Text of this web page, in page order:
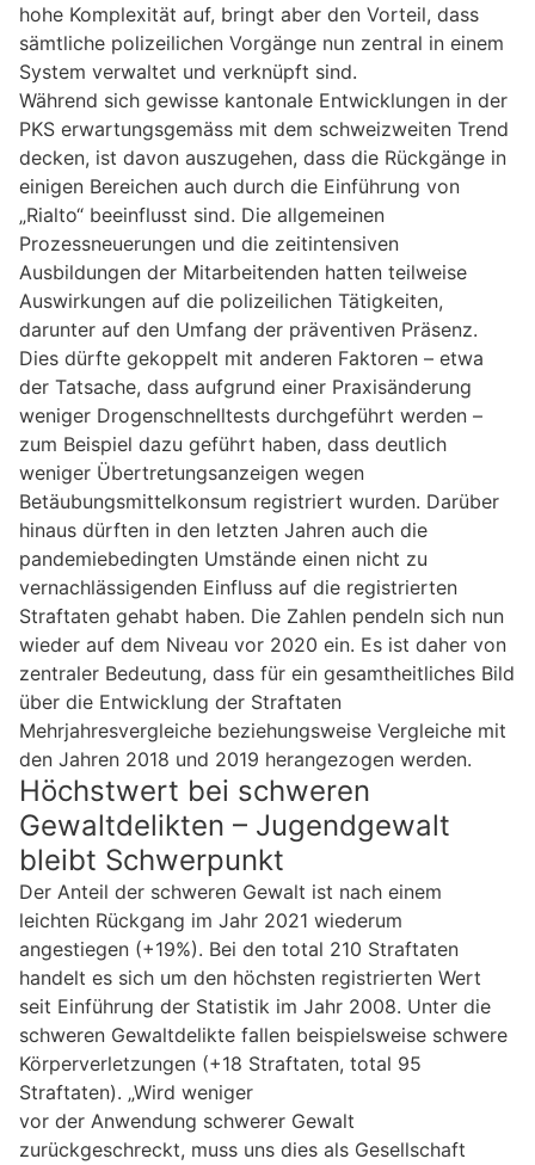
hohe Komplexität auf, bringt aber den Vorteil, dass
sämtliche polizeilichen Vorgänge nun zentral in einem
System verwaltet und verknüpft sind.
Während sich gewisse kantonale Entwicklungen in der
PKS erwartungsgemäss mit dem schweizweiten Trend
decken, ist davon auszugehen, dass die Rückgänge in
einigen Bereichen auch durch die Einführung von
„Rialto“ beeinflusst sind. Die allgemeinen
Prozessneuerungen und die zeitintensiven
Ausbildungen der Mitarbeitenden hatten teilweise
Auswirkungen auf die polizeilichen Tätigkeiten,
darunter auf den Umfang der präventiven Präsenz.
Dies dürfte gekoppelt mit anderen Faktoren – etwa
der Tatsache, dass aufgrund einer Praxisänderung
weniger Drogenschnelltests durchgeführt werden –
zum Beispiel dazu geführt haben, dass deutlich
weniger Übertretungsanzeigen wegen
Betäubungsmittelkonsum registriert wurden. Darüber
hinaus dürften in den letzten Jahren auch die
pandemiebedingten Umstände einen nicht zu
vernachlässigenden Einfluss auf die registrierten
Straftaten gehabt haben. Die Zahlen pendeln sich nun
wieder auf dem Niveau vor 2020 ein. Es ist daher von
zentraler Bedeutung, dass für ein gesamtheitliches Bild
über die Entwicklung der Straftaten
Mehrjahresvergleiche beziehungsweise Vergleiche mit
den Jahren 2018 und 2019 herangezogen werden.
Höchstwert bei schweren
Gewaltdelikten – Jugendgewalt
bleibt Schwerpunkt
Der Anteil der schweren Gewalt ist nach einem
leichten Rückgang im Jahr 2021 wiederum
angestiegen (+19%). Bei den total 210 Straftaten
handelt es sich um den höchsten registrierten Wert
seit Einführung der Statistik im Jahr 2008. Unter die
schweren Gewaltdelikte fallen beispielsweise schwere
Körperverletzungen (+18 Straftaten, total 95
Straftaten). „Wird weniger
vor der Anwendung schwerer Gewalt
zurückgeschreckt, muss uns dies als Gesellschaft